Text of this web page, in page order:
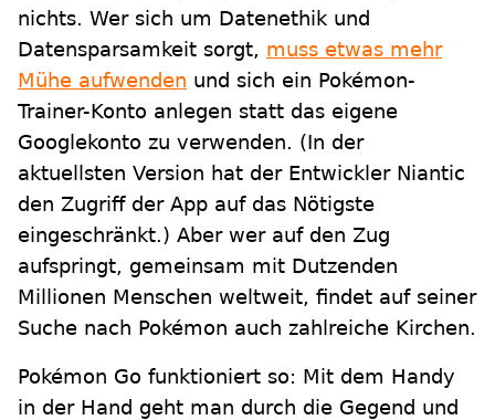
nichts. Wer sich um Datenethik und
Datensparsamkeit sorgt, muss etwas mehr
Mühe aufwenden und sich ein Pokémon-
Trainer-Konto anlegen statt das eigene
Googlekonto zu verwenden. (In der
aktuellsten Version hat der Entwickler Niantic
den Zugriff der App auf das Nötigste
eingeschränkt.) Aber wer auf den Zug
aufspringt, gemeinsam mit Dutzenden
Millionen Menschen weltweit, findet auf seiner
Suche nach Pokémon auch zahlreiche Kirchen.
Pokémon Go funktioniert so: Mit dem Handy
in der Hand geht man durch die Gegend und